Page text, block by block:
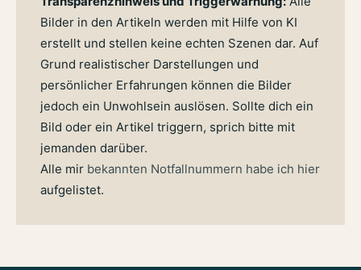
Bilder in den Artikeln werden mit Hilfe von KI
erstellt und stellen keine echten Szenen dar. Auf
Grund realistischer Darstellungen und
persönlicher Erfahrungen können die Bilder
jedoch ein Unwohlsein auslösen. Sollte dich ein
Bild oder ein Artikel triggern, sprich bitte mit
jemanden darüber.
Alle mir bekannten Notfallnummern habe ich hier
aufgelistet.